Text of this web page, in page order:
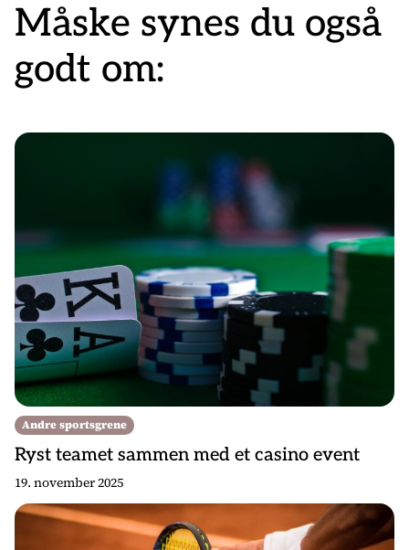
Måske synes du også
godt om:
Andre sportsgrene
Ryst teamet sammen med et casino event
19. november 2025